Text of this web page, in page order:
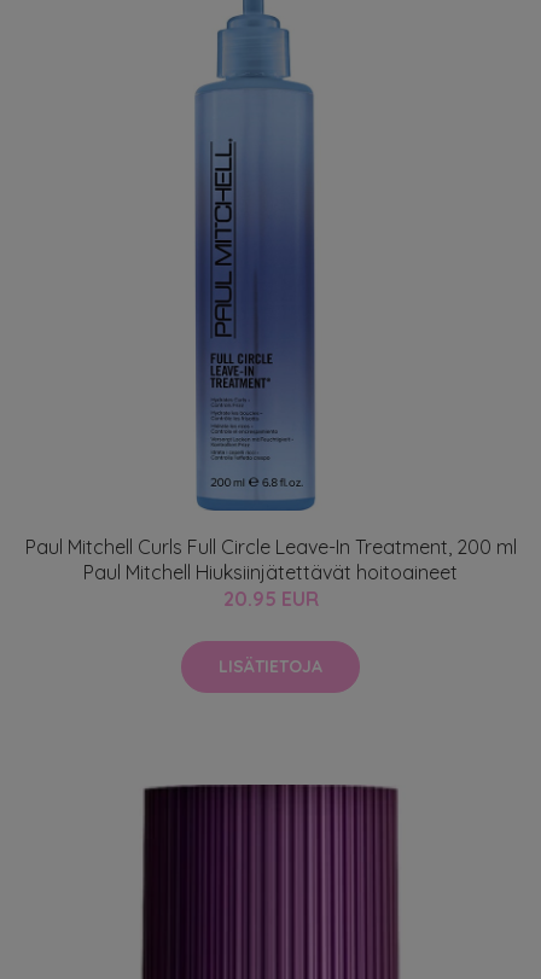
Paul Mitchell Curls Full Circle Leave-In Treatment, 200 ml
Paul Mitchell Hiuksiinjätettävät hoitoaineet
20.95 EUR
LISÄTIETOJA